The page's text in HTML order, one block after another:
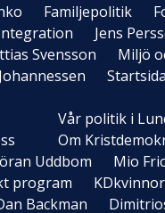
Familjepolitik
Jens
Svensson
Miljö
Startsida
Vår politik i
Om
Uddbom
Mio Fric
program
KDkvinnor
Backman